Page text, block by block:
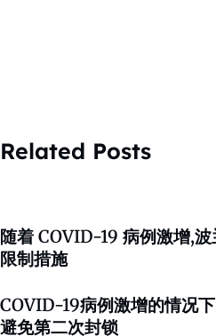
Related Posts
随着 COVID-19 病例激增,
限制措施
COVID-19病例激增的情况
避免第二次封锁